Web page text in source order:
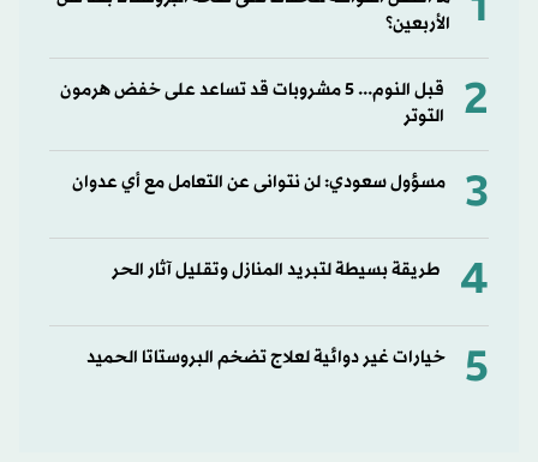
الأربعين؟
2
قبل النوم... 5 مشروبات قد تساعد على خفض هرمون
التوتر
3 مسؤول سعودي: لن نتوانى عن التعامل مع أي عدوان
4 طريقة بسيطة لتبريد المنازل وتقليل آثار الحر
5 خيارات غير دوائية لعلاج تضخم البروستاتا الحميد